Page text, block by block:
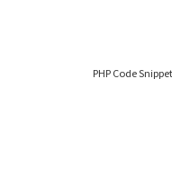
PHP Code